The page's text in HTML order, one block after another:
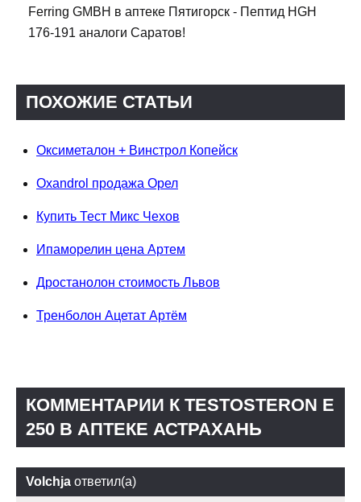
Ferring GMBH в аптеке Пятигорск - Пептид HGH
176-191 аналоги Саратов!
ПОХОЖИЕ СТАТЬИ
Оксиметалон + Винстрол Копейск
Oxandrol продажа Орел
Купить Тест Микс Чехов
Ипаморелин цена Артем
Дростанолон стоимость Львов
Тренболон Ацетат Артём
КОММЕНТАРИИ К TESTOSTERON E
250 В АПТЕКЕ АСТРАХАНЬ
Volchja ответил(а)